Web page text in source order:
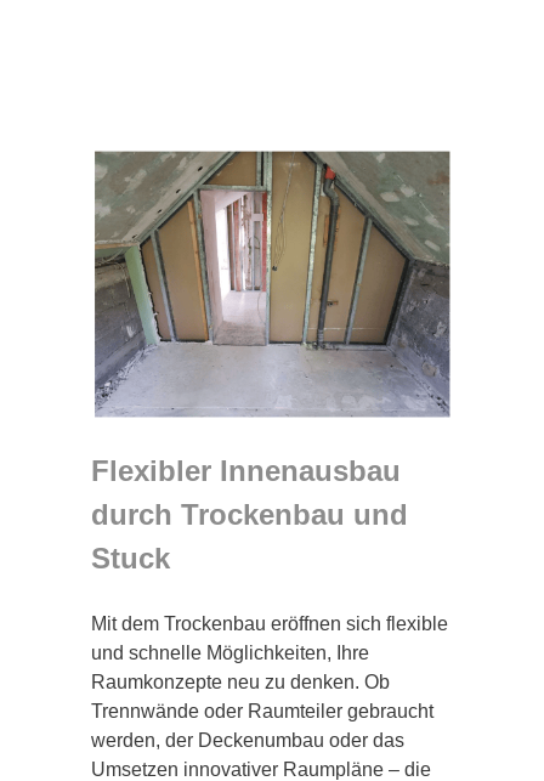
Flexibler Innenausbau
durch Trockenbau und
Stuck
Mit dem Trockenbau eröffnen sich flexible
und schnelle Möglichkeiten, Ihre
Raumkonzepte neu zu denken. Ob
Trennwände oder Raumteiler gebraucht
werden, der Deckenumbau oder das
Umsetzen innovativer Raumpläne – die